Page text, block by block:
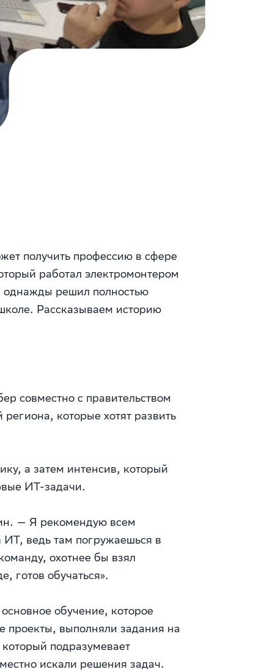
получить профессию в сфере
работал электромонтером
однажды решил полностью
Рассказываем историю
совместно с правительством
которые хотят развить
а затем интенсив, который
ИТ-задачи.
— Я рекомендую всем
ИТ, ведь там погружаешься в
охотнее бы взял
готов обучаться».
обучение, которое
проекты, выполняли задания на
подразумевает
искали решения задач.